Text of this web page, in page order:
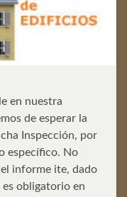
en nuestra
de esperar la
Inspección, por
específico. No
informe ite, dado
obligatorio en